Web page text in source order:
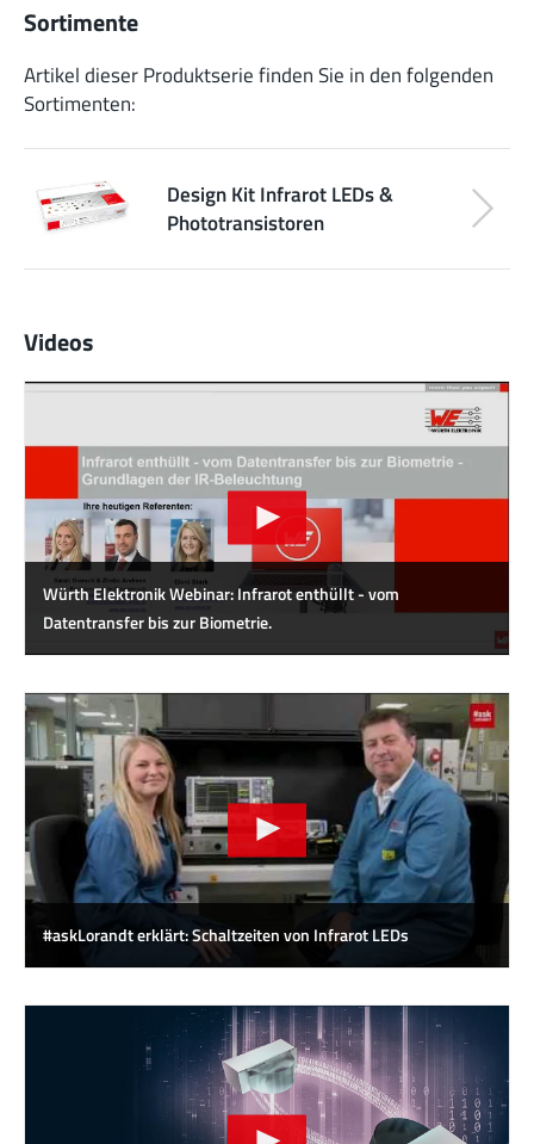
Sortimente
Artikel dieser Produktserie finden Sie in den folgenden
Sortimenten:
Design Kit Infrarot LEDs &
Phototransistoren
Videos
Würth Elektronik Webinar: Infrarot enthüllt - vom
Datentransfer bis zur Biometrie.
#askLorandt erklärt: Schaltzeiten von Infrarot LEDs